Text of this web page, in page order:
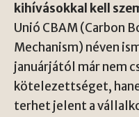
kihívásokkal kell
Unió CBAM (Carbon
Mechanism) néven
januárjától már nem
kötelezettséget,
terhet jelent a